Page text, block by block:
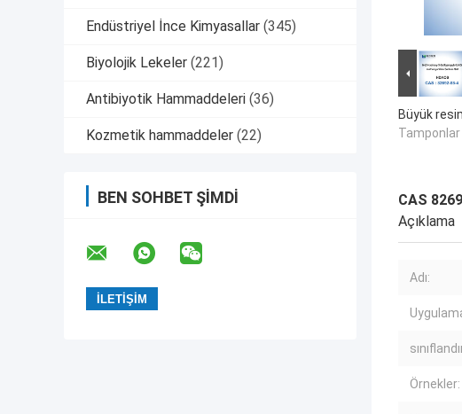
Endüstriyel İnce Kimyasallar (345)
Biyolojik Lekeler (221)
Antibiyotik Hammaddeleri (36)
Kozmetik hammaddeler (22)
BEN SOHBET ŞIMDI
Büyük
CAS
Açıklama
Adı:
Örnekler: